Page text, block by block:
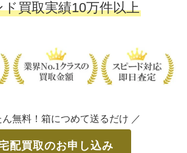
買取実績10万件以上
ん無料！箱につめて送るだけ ／
配買取のお申し込み